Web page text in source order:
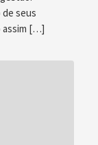
de seus
assim […]